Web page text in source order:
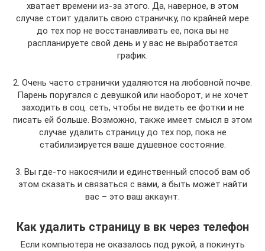
хватает времени из-за этого. Да, наверное, в этом
случае стоит удалить свою страничку, по крайней мере
до тех пор не восстанавливать ее, пока вы не
распланируете свой день и у вас не выработается
график.
2. Очень часто странички удаляются на любовной почве.
Парень поругался с девушкой или наоборот, и не хочет
заходить в соц. сеть, чтобы не видеть ее фотки и не
писать ей больше. Возможно, также имеет смысл в этом
случае удалить страницу до тех пор, пока не
стабилизируется ваше душевное состояние.
3. Вы где-то накосячили и единственный способ вам об
этом сказать и связаться с вами, а быть может найти
вас – это ваш аккаунт.
Как удалить страницу в вк через телефон
Если компьютера не оказалось под рукой, а покинуть